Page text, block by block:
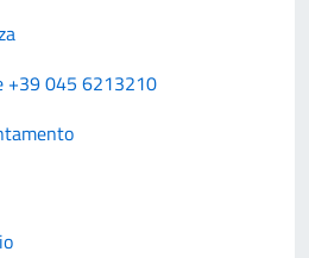
+39 045 6213210